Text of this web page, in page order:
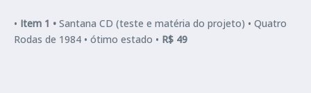
• Item 1 • Santana CD (teste e matéria do projeto) • Quatro
Rodas de 1984 • ótimo estado • R$ 49